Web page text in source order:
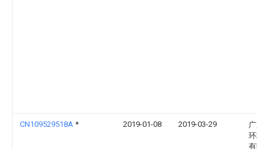
CN109529518A * 2019-01-08 2019-03-29
广东
环境
有限